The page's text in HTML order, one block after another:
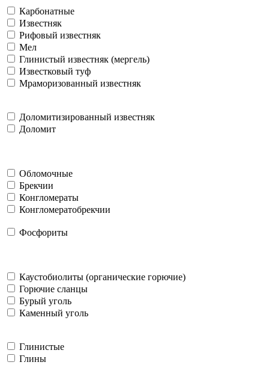
Карбонатные
Известняк
Рифовый известняк
Мел
Глинистый известняк (мергель)
Известковый туф
Мраморизованный известняк
Доломитизированный известняк
Доломит
Обломочные
Брекчии
Конгломераты
Конгломератобрекчии
Фосфориты
Каустобиолиты (органические горючие)
Горючие сланцы
Бурый уголь
Каменный уголь
Глинистые
Глины